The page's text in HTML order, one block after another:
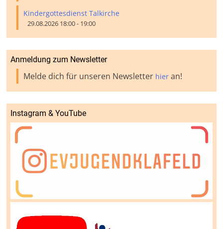
Kindergottesdienst Talkirche
29.08.2026 18:00 - 19:00
Anmeldung zum Newsletter
Melde dich für unseren Newsletter hier an!
Instagram & YouTube